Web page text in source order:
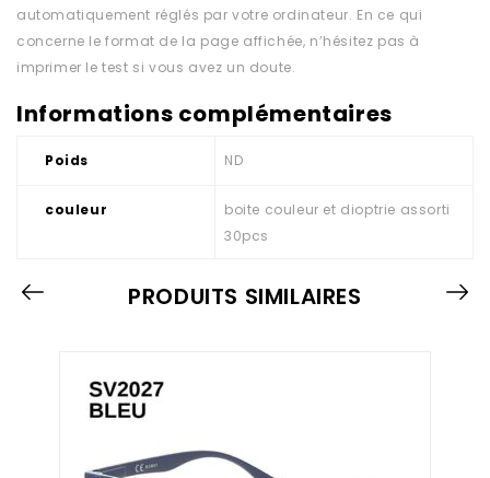
automatiquement réglés par votre ordinateur. En ce qui
concerne le format de la page affichée, n’hésitez pas à
imprimer le test si vous avez un doute.
Informations complémentaires
Poids ND
couleur
boite couleur et dioptrie assorti
30pcs
PRODUITS SIMILAIRES